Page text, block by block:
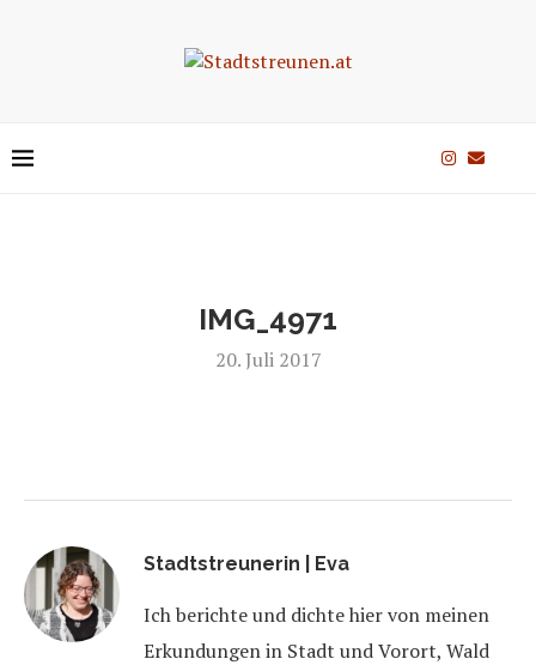
IMG_4971
20. Juli 2017
Stadtstreunerin | Eva
Ich berichte und dichte hier von meinen
Erkundungen in Stadt und Vorort, Wald